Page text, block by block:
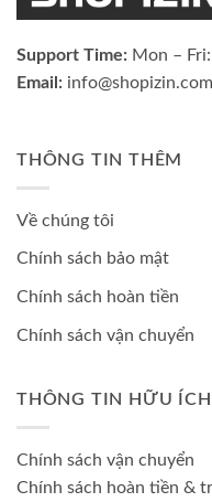
Support Time: Mon –
Email: info@shopizin.com
THÔNG TIN THÊM
Về chúng tôi
Chính sách bảo mật
Chính sách hoàn tiền
Chính sách vận chuyển
THÔNG TIN HỮU ÍCH
Chính sách vận chuyển
Chính sách hoàn tiền &